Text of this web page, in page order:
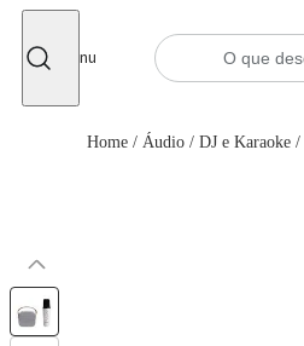
Menu
Home / Áudio / DJ e Karaoke /